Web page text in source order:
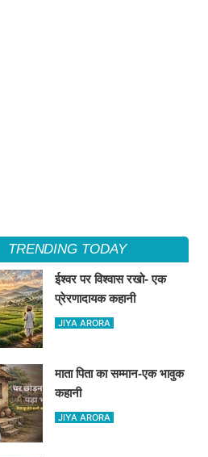
TRENDING TODAY
ईश्वर पर विश्वास रखो- एक
प्रेरणादायक कहानी
JIYA ARORA
माता पिता का सम्मान-एक भावुक
कहानी
JIYA ARORA